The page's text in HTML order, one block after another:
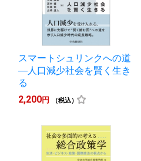
スマートシュリンクへの道
―人口減少社会を賢く生き
る
2,200円 （税込）